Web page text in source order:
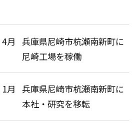
4月
兵庫県尼崎市杭瀬南新町に
尼崎工場を稼働
1月
兵庫県尼崎市杭瀬南新町に
本社・研究を移転